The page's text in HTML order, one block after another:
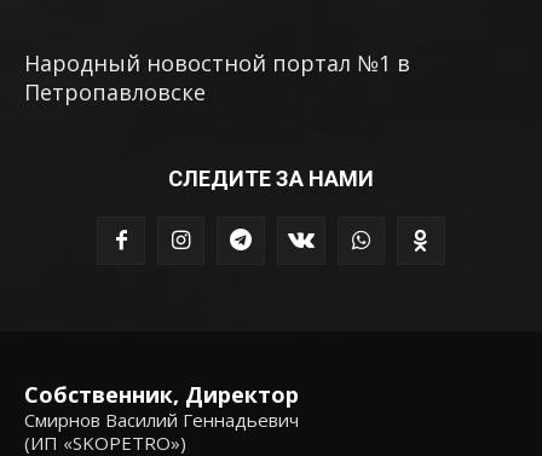
Народный новостной портал №1 в
Петропавловске
СЛЕДИТЕ ЗА НАМИ
Собственник, Директор
Смирнов Василий Геннадьевич
(ИП «SKOPETRO»)